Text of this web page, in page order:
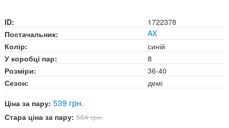
ID:
1722378
Постачальник:
AX
Колір:
синій
У коробці пар:
8
Розміри:
36-40
Сезон:
демі
Ціна за пару: 539 грн.
Стара ціна за пару: 584 грн.